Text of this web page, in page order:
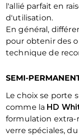
l'allié parfait en
d'utilisation.
En général,
pour obtenir des
technique de
SEMI-
Le choix se porte
comme la HD
formulation extra-
verre spéciales,